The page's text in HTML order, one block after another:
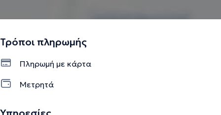
Τρόποι πληρωμής
Πληρωμή με κάρτα
Μετρητά